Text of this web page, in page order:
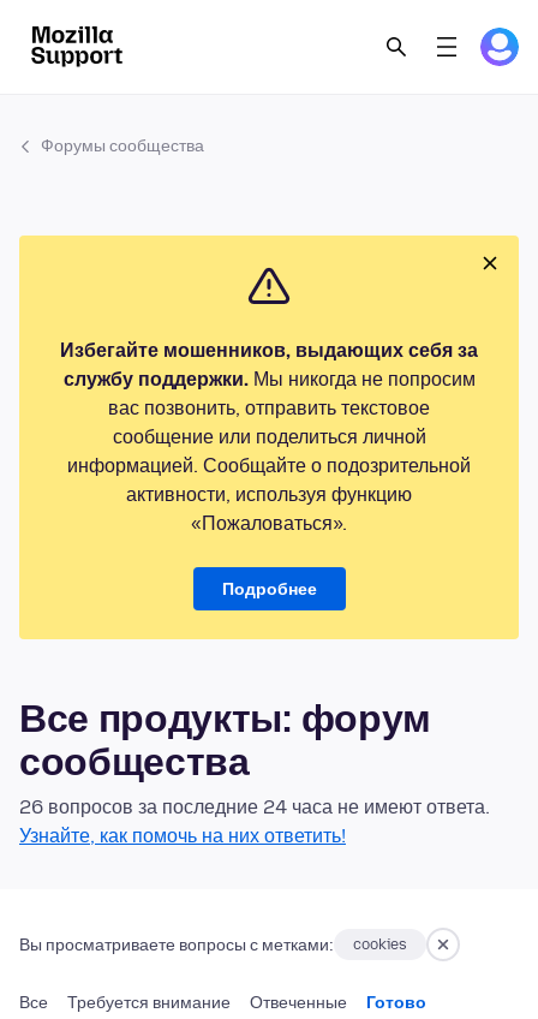
Форумы сообщества
Избегайте мошенников, выдающих себя за
службу поддержки.Мы никогда не попросим
вас позвонить, отправить текстовое
сообщение или поделиться личной
информацией. Сообщайте о подозрительной
активности, используя функцию
«Пожаловаться».
Подробнее
Все продукты: форум
сообщества
26 вопросов за последние 24 часа не имеют ответа.
Узнайте, как помочь на них ответить!
Вы просматриваете вопросы с метками: cookies
Все Требуется внимание Отвеченные Готово